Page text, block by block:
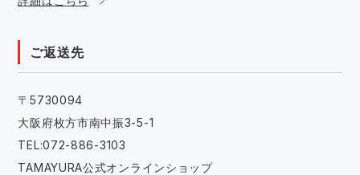
ご返送先
〒5730094
大阪府枚方市南中振3-5-1
TEL:072-886-3103
TAMAYURA公式オンラインショップ